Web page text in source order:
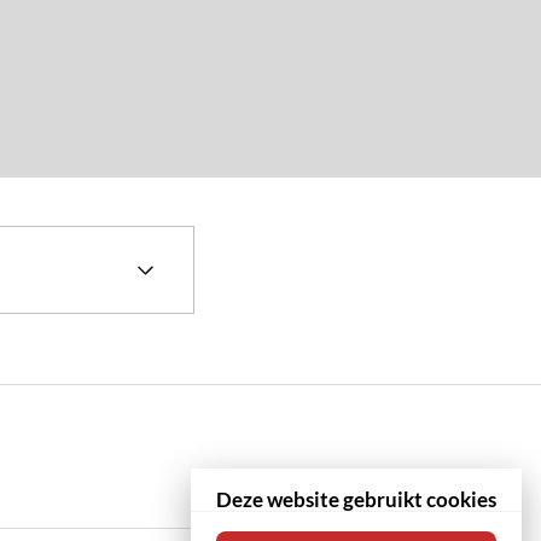
Deze website gebruikt cookies